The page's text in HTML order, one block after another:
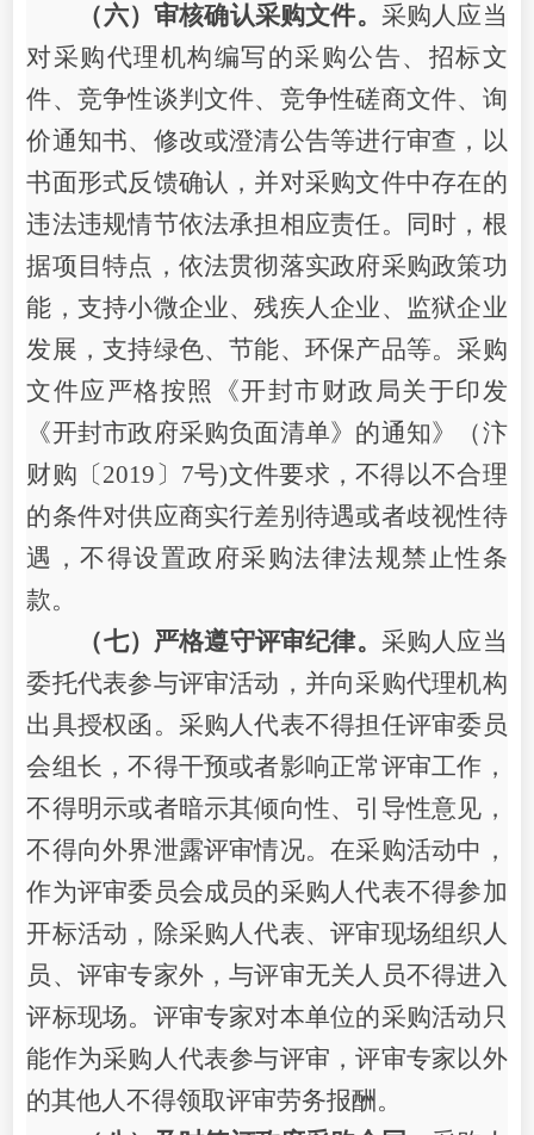
（六）审核确认采购文件。 采购人应当
对采购代理机构编写的采购公告、招标文
件、竞争性谈判文件、竞争性磋商文件、询
价通知书、修改或澄清公告等进行审查，以
书面形式反馈确认，并对采购文件中存在的
违法违规情节依法承担相应责任。同时，根
据项目特点，依法贯彻落实政府采购政策功
能，支持小微企业、残疾人企业、监狱企业
发展，支持绿色、节能、环保产品等。采购
文件应严格按照《开封市财政局关于印发
《开封市政府采购负面清单》的通知》（汴
财购〔2019 〕 7号)文件要求，不得以不合理
的条件对供应商实行差别待遇或者歧视性待
遇，不得设置政府采购法律法规禁止性条
款。
（七）严格遵守评审纪律。 采购人应当
委托代表参与评审活动，并向采购代理机构
出具授权函。采购人代表不得担任评审委员
会组长，不得干预或者影响正常评审工作，
不得明示或者暗示其倾向性、引导性意见，
不得向外界泄露评审情况。在采购活动中，
作为评审委员会成员的采购人代表不得参加
开标活动，除采购人代表、评审现场组织人
员、评审专家外，与评审无关人员不得进入
评标现场。评审专家对本单位的采购活动只
能作为采购人代表参与评审，评审专家以外
的其他人不得领取评审劳务报酬。